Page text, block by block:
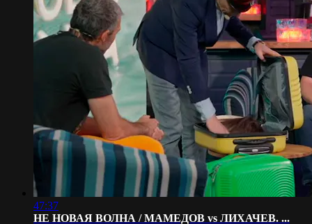
47:37
НЕ НОВАЯ ВОЛНА / МАМЕДОВ vs ЛИХАЧЕВ. ...